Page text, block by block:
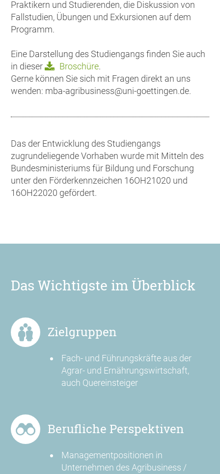
Praktikern und Studierenden, die Diskussion von
Fallstudien, Übungen und Exkursionen auf dem
Programm.
Eine Darstellung des Studiengangs finden Sie auch
in dieser
Broschüre.
Gerne können Sie sich mit Fragen direkt an uns
wenden: mba-agribusiness@uni-goettingen.de.
Das der Entwicklung des Studiengangs
zugrundeliegende Vorhaben wurde mit Mitteln des
Bundesministeriums für Bildung und Forschung
unter den Förderkennzeichen 16OH21020 und
16OH22020 gefördert.
Das Wichtigste im Überblick
Zielgruppen
Fach- und Führungskräfte aus der
Agrar- und Ernährungswirtschaft,
auch Quereinsteiger
Berufliche Perspektiven
Managementpositionen in
Unternehmen des Agribusiness /